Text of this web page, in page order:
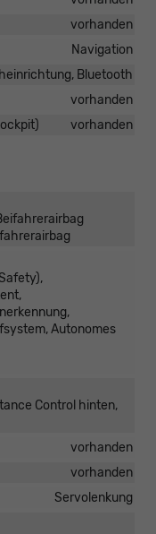
vorhanden
Navigation
Bluetooth
vorhanden
vorhanden
Autonomes
Control hinten,
vorhanden
vorhanden
Servolenkung